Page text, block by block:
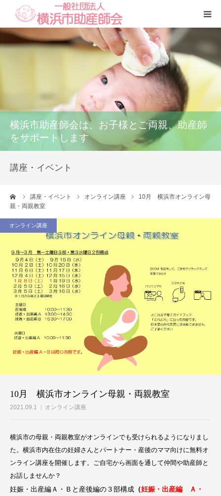
横浜市助産師会は、お子様とご両親、助産師
をサポートします
講座・イベント
講座・イベント オンライン講座
10月 横浜市オンライン母
親・両親教室
オンライン講座
10月 横浜市オンライン母親・両親教室
2021.09.1 オンライン講座
横浜市の母親・両親教室がオンラインでも受けられるようになりまし
た。横浜市内在住の妊婦さんとパートナー・産後のママ向けに無料オ
ンライン講座を開催します。ご自宅から画面を通して仲間や助産師と
お話しませんか？
妊娠・出産編Ａ・Ｂと産後編の３部構成 （妊娠・出産編 Ａ・
Home
養成講座
研修
ブログ
お問合せ